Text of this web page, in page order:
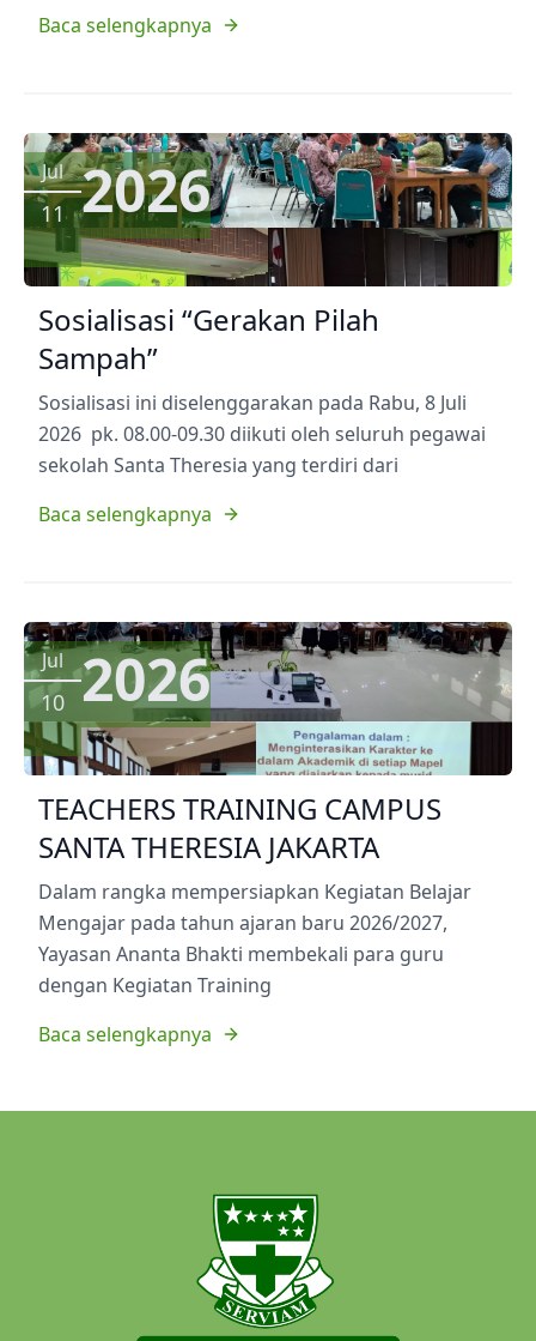
Baca selengkapnya
Jul
11 2026
Sosialisasi “Gerakan Pilah
Sampah”
Sosialisasi ini diselenggarakan pada Rabu, 8 Juli
2026 pk. 08.00-09.30 diikuti oleh seluruh pegawai
sekolah Santa Theresia yang terdiri dari
Baca selengkapnya
Jul
10 2026
TEACHERS TRAINING CAMPUS
SANTA THERESIA JAKARTA
Dalam rangka mempersiapkan Kegiatan Belajar
Mengajar pada tahun ajaran baru 2026/2027,
Yayasan Ananta Bhakti membekali para guru
dengan Kegiatan Training
Baca selengkapnya